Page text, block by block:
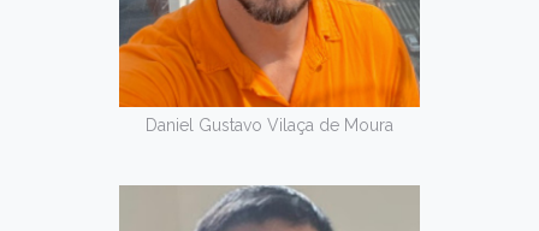
Daniel Gustavo Vilaça de Moura